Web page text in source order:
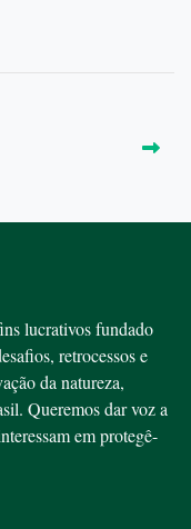
lucrativos fundado
retrocessos e
da natureza,
Queremos dar voz a
em protegê-